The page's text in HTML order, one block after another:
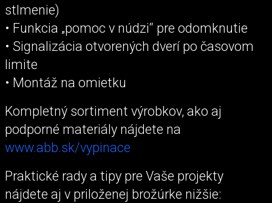
stlmenie)
• Funkcia „pomoc v núdzi“ pre odomknutie
• Signalizácia otvorených dverí po časovom
limite
• Montáž na omietku
Kompletný sortiment výrobkov, ako aj
podporné materiály nájdete na
www.abb.sk/vypinace
Praktické rady a tipy pre Vaše projekty
nájdete aj v priloženej brožúrke nižšie: